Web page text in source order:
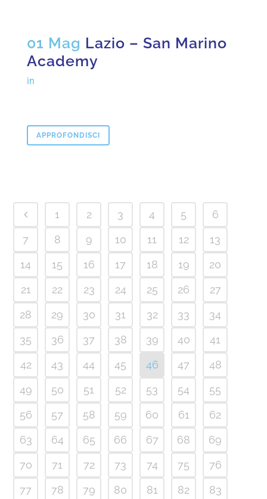
01 Mag Lazio – San Marino
Academy
in
APPROFONDISCI
1 2 3 4 5
6
7
8 9 10 11 12
13
14
15 16 17 18 19
20
21
22 23 24 25 26
27
28
29 30 31 32 33
34
35
36 37 38 39 40
41
42
43 44 45 46 47
48
49
50 51 52 53 54
55
56
57 58 59 60 61
62
63
64 65 66 67 68
69
70
71 72 73 74 75
76
77
78 79 80 81 82
83